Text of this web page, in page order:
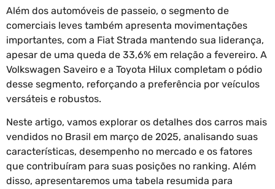
Além dos automóveis de passeio, o segmento de
comerciais leves também apresenta movimentações
importantes, com a Fiat Strada mantendo sua liderança,
apesar de uma queda de 33,6% em relação a fevereiro. A
Volkswagen Saveiro e a Toyota Hilux completam o pódio
desse segmento, reforçando a preferência por veículos
versáteis e robustos.
Neste artigo, vamos explorar os detalhes dos carros mais
vendidos no Brasil em março de 2025, analisando suas
características, desempenho no mercado e os fatores
que contribuíram para suas posições no ranking. Além
disso, apresentaremos uma tabela resumida para